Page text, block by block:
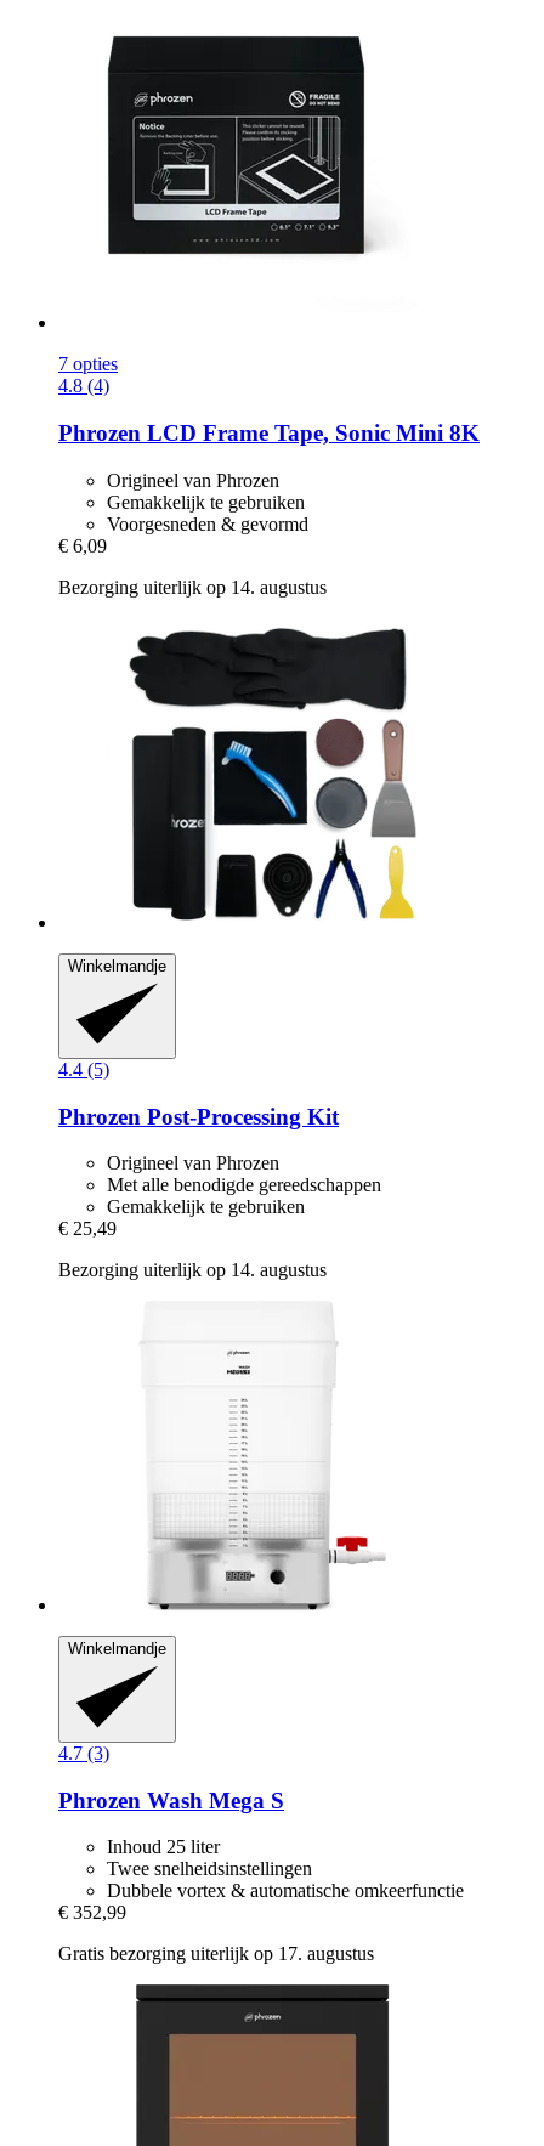
7 opties
4.8 (4)
Phrozen LCD Frame Tape, Sonic Mini 8K
Origineel van Phrozen
Gemakkelijk te gebruiken
Voorgesneden & gevormd
€ 6,09
Bezorging uiterlijk op 14. augustus
Winkelmandje
4.4 (5)
Phrozen Post-​Processing Kit
Origineel van Phrozen
Met alle benodigde gereedschappen
Gemakkelijk te gebruiken
€ 25,49
Bezorging uiterlijk op 14. augustus
Winkelmandje
4.7 (3)
Phrozen Wash Mega S
Inhoud 25 liter
Twee snelheidsinstellingen
Dubbele vortex & automatische omkeerfunctie
€ 352,99
Gratis bezorging uiterlijk op 17. augustus